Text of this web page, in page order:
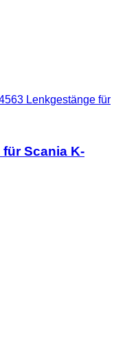
Lenkgestänge für
Scania K-